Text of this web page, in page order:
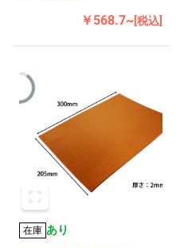
￥568.7~[税込]
在庫 あり